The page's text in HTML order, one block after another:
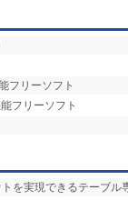
フリーソフト
フリーソフト
を実現できるテーブル